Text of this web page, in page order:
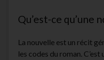
Qu’est-ce qu’une
La nouvelle est un récit
les codes du roman.